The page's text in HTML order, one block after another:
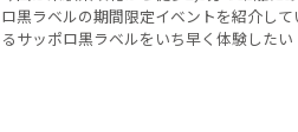
ロ黒ラベルの期間限定イベントを紹介し
るサッポロ黒ラベルをいち早く体験した